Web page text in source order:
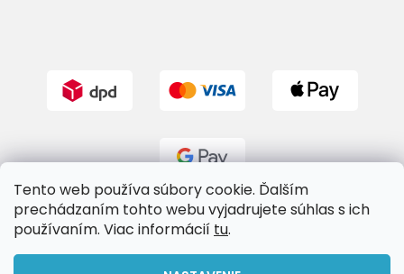
Tento web používa súbory cookie. Ďalším
prechádzaním tohto webu vyjadrujete súhlas s ich
používaním. Viac informácií tu.